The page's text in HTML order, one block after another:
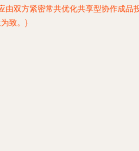
双方紧密常共优化共享型协作成
致。}